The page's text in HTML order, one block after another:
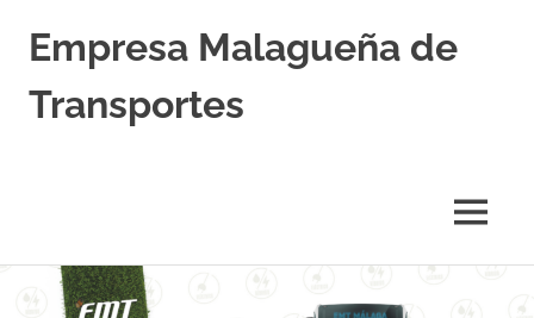
Empresa Malagueña de
Transportes
MENÚ